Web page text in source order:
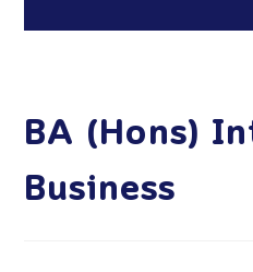
BA (Hons)
Business